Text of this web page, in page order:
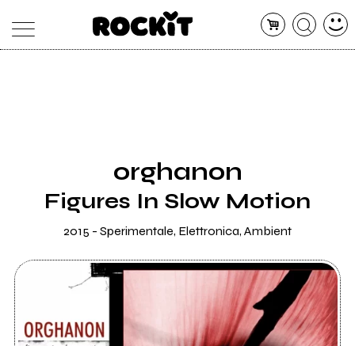
RADIO
orghanon
Figures In Slow Motion
2015 - Sperimentale, Elettronica, Ambient